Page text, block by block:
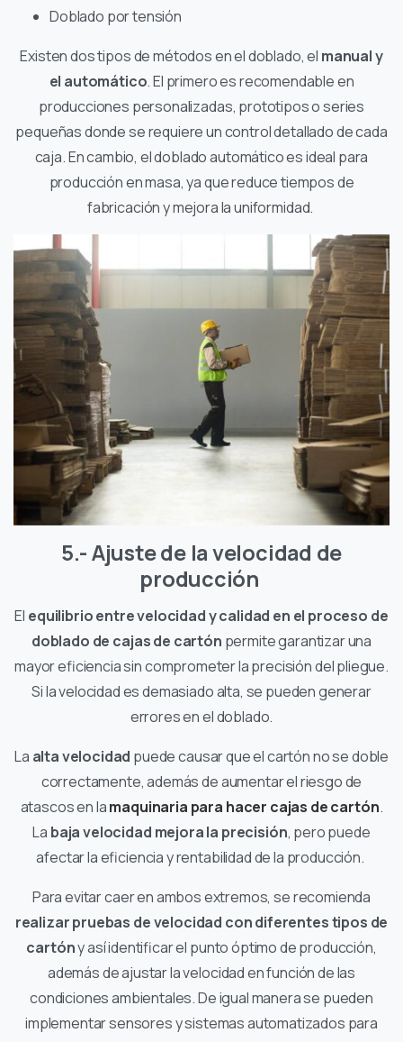
Doblado por tensión
Existen dos tipos de métodos en el doblado, el manual y
el automático. El primero es recomendable en
producciones personalizadas, prototipos o series
pequeñas donde se requiere un control detallado de cada
caja. En cambio, el doblado automático es ideal para
producción en masa, ya que reduce tiempos de
fabricación y mejora la uniformidad.
5.- Ajuste de la velocidad de
producción
El equilibrio entre velocidad y calidad en el proceso de
doblado de cajas de cartón permite garantizar una
mayor eficiencia sin comprometer la precisión del pliegue.
Si la velocidad es demasiado alta, se pueden generar
errores en el doblado.
La alta velocidad puede causar que el cartón no se doble
correctamente, además de aumentar el riesgo de
atascos en lamaquinaria para hacer cajas de cartón.
La baja velocidad mejora la precisión, pero puede
afectar la eficiencia y rentabilidad de la producción.
Para evitar caer en ambos extremos, se recomienda
realizar pruebas de velocidad con diferentes tipos de
cartóny así identificar el punto óptimo de producción,
además de ajustar la velocidad en función de las
condiciones ambientales. De igual manera se pueden
implementar sensores y sistemas automatizados para